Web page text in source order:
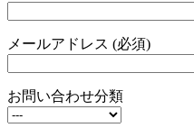
メールアドレス (必須)
お問い合わせ分類